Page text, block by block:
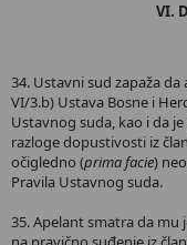
VI.
34. Ustavni sud zapaža
VI/3.b) Ustava Bosne i
Ustavnog suda, kao i da
razloge dopustivosti iz
očigledno (prima facie)
Pravila Ustavnog suda.
35. Apelant smatra da